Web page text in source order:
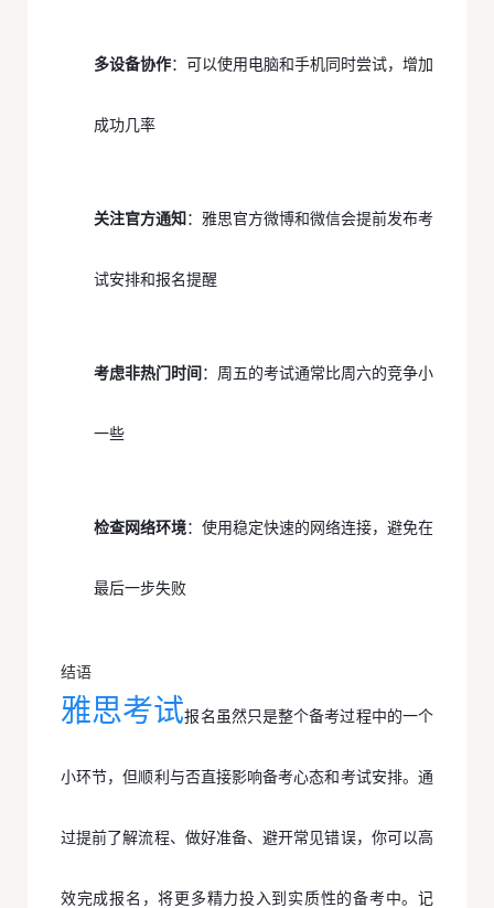
多设备协作：可以使用电脑和手机同时尝试，增加
成功几率
关注官方通知：雅思官方微博和微信会提前发布考
试安排和报名提醒
考虑非热门时间：周五的考试通常比周六的竞争小
一些
检查网络环境：使用稳定快速的网络连接，避免在
最后一步失败
结语
雅思考试报名虽然只是整个备考过程中的一个
小环节，但顺利与否直接影响备考心态和考试安排。通
过提前了解流程、做好准备、避开常见错误，你可以高
效完成报名，将更多精力投入到实质性的备考中。记